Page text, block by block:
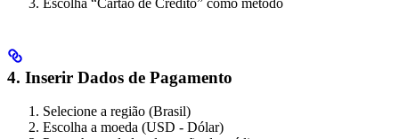
Escolha “Cartão de Crédito” como método
4. Inserir Dados de Pagamento
Selecione a região (Brasil)
Escolha a moeda (USD - Dólar)